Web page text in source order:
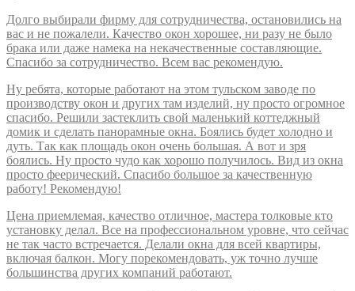
Долго выбирали фирму для сотрудничества, остановились на
вас и не пожалели. Качество окон хорошее, ни разу не было
брака или даже намека на некачественные составляющие.
Спасибо за сотрудничество. Всем вас рекомендую.
Ну ребята, которые работают на этом тульском заводе по
производству окон и других там изделий, ну просто огромное
спасибо. Решили застеклить свой маленький коттеджный
домик и сделать панорамные окна. Боялись будет холодно и
дуть. Так как площадь окон очень большая. А вот и зря
боялись. Ну просто чудо как хорошо получилось. Вид из окна
просто феерический. Спасибо большое за качественную
работу! Рекомендую!
Цена приемлемая, качество отличное, мастера толковые кто
установку делал. Все на профессиональном уровне, что сейчас
не так часто встречается. Делали окна для всей квартиры,
включая балкон. Могу порекомендовать, уж точно лучше
большинства других компаний работают.